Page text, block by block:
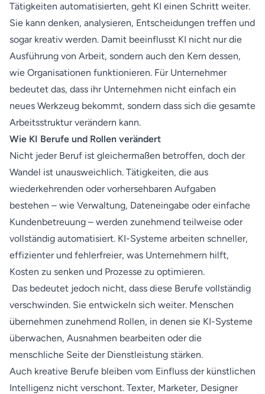
Tätigkeiten automatisierten, geht KI einen Schritt weiter.
Sie kann denken, analysieren, Entscheidungen treffen und
sogar kreativ werden. Damit beeinflusst KI nicht nur die
Ausführung von Arbeit, sondern auch den Kern dessen,
wie Organisationen funktionieren. Für Unternehmer
bedeutet das, dass ihr Unternehmen nicht einfach ein
neues Werkzeug bekommt, sondern dass sich die gesamte
Arbeitsstruktur verändern kann.
Wie KI Berufe und Rollen verändert
Nicht jeder Beruf ist gleichermaßen betroffen, doch der
Wandel ist unausweichlich. Tätigkeiten, die aus
wiederkehrenden oder vorhersehbaren Aufgaben
bestehen – wie Verwaltung, Dateneingabe oder einfache
Kundenbetreuung – werden zunehmend teilweise oder
vollständig automatisiert. KI-Systeme arbeiten schneller,
effizienter und fehlerfreier, was Unternehmern hilft,
Kosten zu senken und Prozesse zu optimieren.
Das bedeutet jedoch nicht, dass diese Berufe vollständig
verschwinden. Sie entwickeln sich weiter. Menschen
übernehmen zunehmend Rollen, in denen sie KI-Systeme
überwachen, Ausnahmen bearbeiten oder die
menschliche Seite der Dienstleistung stärken.
Auch kreative Berufe bleiben vom Einfluss der künstlichen
Intelligenz nicht verschont. Texter, Marketer, Designer